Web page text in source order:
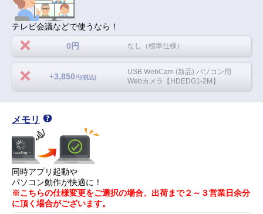
テレビ会議などで使うなら！
0円 なし（標準仕様）
+3,850 円(税込)
USB WebCam (新品) パソコン用
Webカメラ【HDEDG1-2M】
メモリ
同時アプリ起動や
パソコン動作が快適に！
※こちらの仕様変更をご選択の場合、出荷まで２～３営業日余分
に頂く場合がございます。